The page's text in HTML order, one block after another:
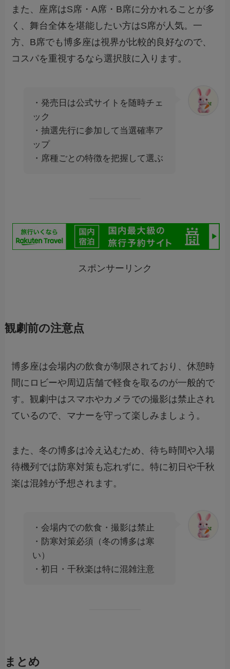
また、座席はS席・A席・B席に分かれることが多
く、舞台全体を堪能したい方はS席が人気。一
方、B席でも博多座は視界が比較的良好なので、
コスパを重視するなら選択肢に入ります。
・発売日は公式サイトを随時チェ
ック
・抽選先行に参加して当選確率ア
ップ
・席種ごとの特徴を把握して選ぶ
スポンサーリンク
観劇前の注意点
博多座は会場内の飲食が制限されており、休憩時
間にロビーや周辺店舗で軽食を取るのが一般的で
す。観劇中はスマホやカメラでの撮影は禁止され
ているので、マナーを守って楽しみましょう。
また、冬の博多は冷え込むため、待ち時間や入場
待機列では防寒対策も忘れずに。特に初日や千秋
楽は混雑が予想されます。
・会場内での飲食・撮影は禁止
・防寒対策必須（冬の博多は寒
い）
・初日・千秋楽は特に混雑注意
まとめ